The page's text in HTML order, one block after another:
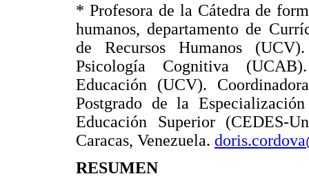
* Profesora de la Cátedra de
humanos, departamento de
de Recursos Humanos
Psicología Cognitiva
Educación (UCV).
Postgrado de la
Educación Superior (CEDES-
Caracas, Venezuela.
RESUMEN